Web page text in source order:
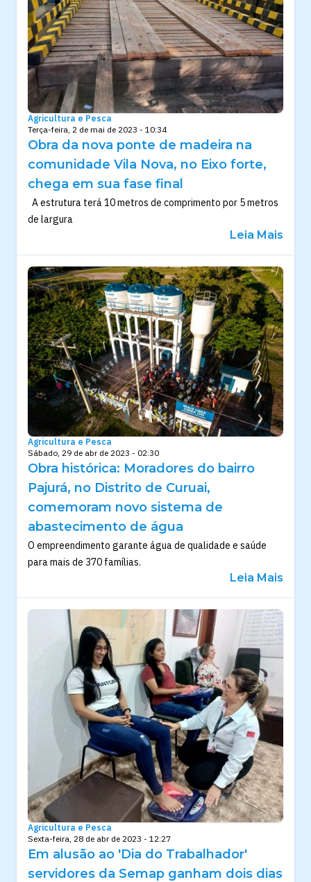
Agricultura e Pesca
Terça-feira, 2 de mai de 2023 - 10:34
Obra da nova ponte de madeira na
comunidade Vila Nova, no Eixo forte,
chega em sua fase final
A estrutura terá 10 metros de comprimento por 5 metros
de largura
Leia Mais
Agricultura e Pesca
Sábado, 29 de abr de 2023 - 02:30
Obra histórica: Moradores do bairro
Pajurá, no Distrito de Curuai,
comemoram novo sistema de
abastecimento de água
O empreendimento garante água de qualidade e saúde
para mais de 370 famílias.
Leia Mais
Agricultura e Pesca
Sexta-feira, 28 de abr de 2023 - 12:27
Em alusão ao 'Dia do Trabalhador'
servidores da Semap ganham dois dias